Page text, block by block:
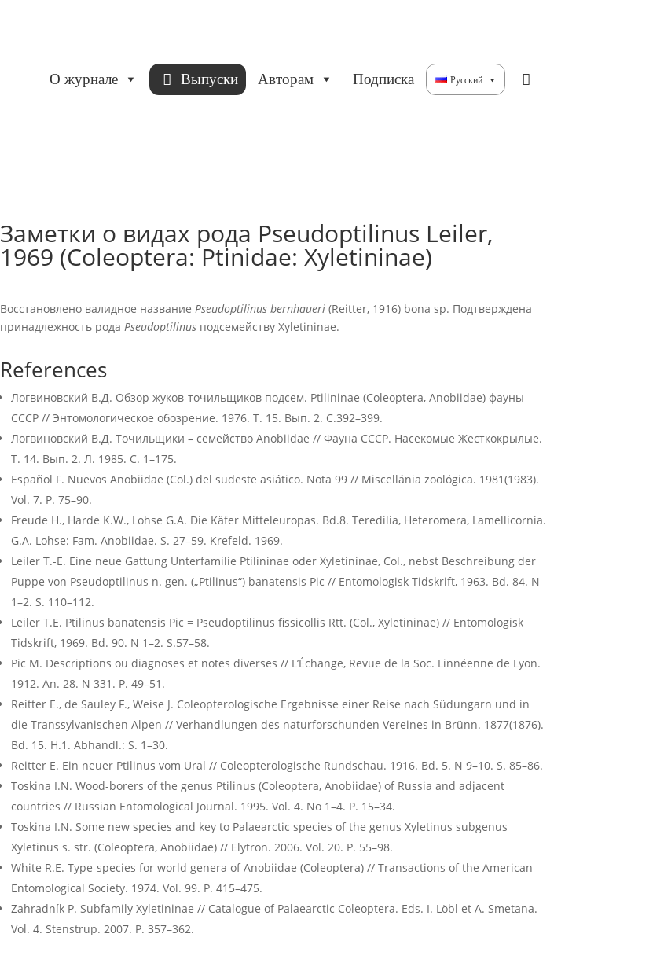
О журнале Выпуски Авторам Подписка Русский
Заметки о видах рода Pseudoptilinus Leiler,
1969 (Coleoptera: Ptinidae: Xyletininae)
Восстановлено валидное название Pseudoptilinus bernhaueri (Reitter, 1916) bona sp. Подтверждена
принадлежность рода Pseudoptilinus подсемейству Xyletininae.
References
Логвиновский В.Д. Обзор жуков-точильщиков подсем. Ptilininae (Coleoptera, Anobiidae) фауны
СССР // Энтомологическое обозрение. 1976. Т. 15. Вып. 2. С.392–399.
Логвиновский В.Д. Точильщики – семейство Anobiidae // Фауна СССР. Насекомые Жесткокрылые.
Т. 14. Вып. 2. Л. 1985. С. 1–175.
Español F. Nuevos Anobiidae (Col.) del sudeste asiático. Nota 99 // Miscellánia zoológica. 1981(1983).
Vol. 7. P. 75–90.
Freude H., Harde K.W., Lohse G.A. Die Käfer Mitteleuropas. Bd.8. Teredilia, Heteromera, Lamellicornia.
G.A. Lohse: Fam. Anobiidae. S. 27–59. Krefeld. 1969.
Leiler T.-E. Eine neue Gattung Unterfamilie Ptilininae oder Xyletininae, Col., nebst Beschreibung der
Puppe von Pseudoptilinus n. gen. („Ptilinus“) banatensis Pic // Entomologisk Tidskrift, 1963. Bd. 84. N
1–2. S. 110–112.
Leiler T.E. Ptilinus banatensis Pic = Pseudoptilinus fissicollis Rtt. (Col., Xyletininae) // Entomologisk
Tidskrift, 1969. Bd. 90. N 1–2. S.57–58.
Pic M. Descriptions ou diagnoses et notes diverses // L’Échange, Revue de la Soс. Linnéenne de Lyon.
1912. An. 28. N 331. P. 49–51.
Reitter E., de Sauley F., Weise J. Coleopterologische Ergebnisse einer Reise nach Südungarn und in
die Transsylvanischen Alpen // Verhandlungen des naturforschunden Vereines in Brünn. 1877(1876).
Bd. 15. H.1. Abhandl.: S. 1–30.
Reitter E. Ein neuer Ptilinus vom Ural // Coleopterologische Rundschau. 1916. Bd. 5. N 9–10. S. 85–86.
Toskina I.N. Wood-borers of the genus Ptilinus (Coleoptera, Anobiidae) of Russia and adjacent
countries // Russian Entomological Journal. 1995. Vol. 4. No 1–4. P. 15–34.
Toskina I.N. Some new species and key to Palaearctic species of the genus Xyletinus subgenus
Xyletinus s. str. (Coleoptera, Anobiidae) // Elytron. 2006. Vol. 20. P. 55–98.
White R.E. Type-species for world genera of Anobiidae (Coleoptera) // Transactions of the American
Entomological Society. 1974. Vol. 99. P. 415–475.
Zahradník P. Subfamily Xyletininae // Catalogue of Palaearctic Coleoptera. Eds. I. Löbl et A. Smetana.
Vol. 4. Stenstrup. 2007. P. 357–362.